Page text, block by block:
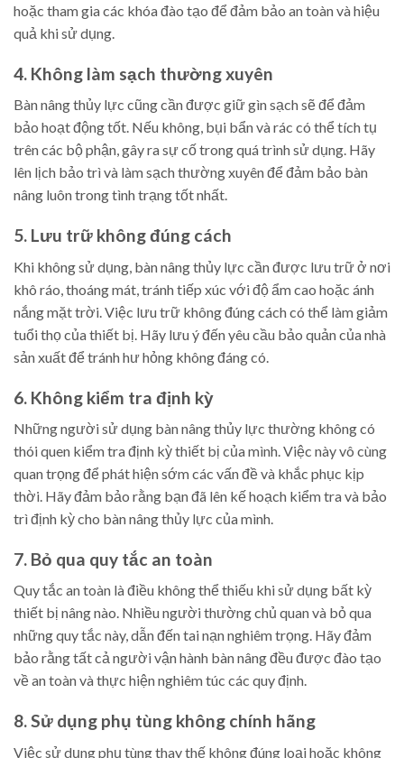
hoặc tham gia các khóa đào tạo để đảm bảo an toàn và hiệu
quả khi sử dụng.
4. Không làm sạch thường xuyên
Bàn nâng thủy lực cũng cần được giữ gìn sạch sẽ để đảm
bảo hoạt động tốt. Nếu không, bụi bẩn và rác có thể tích tụ
trên các bộ phận, gây ra sự cố trong quá trình sử dụng. Hãy
lên lịch bảo trì và làm sạch thường xuyên để đảm bảo bàn
nâng luôn trong tình trạng tốt nhất.
5. Lưu trữ không đúng cách
Khi không sử dụng, bàn nâng thủy lực cần được lưu trữ ở nơi
khô ráo, thoáng mát, tránh tiếp xúc với độ ẩm cao hoặc ánh
nắng mặt trời. Việc lưu trữ không đúng cách có thể làm giảm
tuổi thọ của thiết bị. Hãy lưu ý đến yêu cầu bảo quản của nhà
sản xuất để tránh hư hỏng không đáng có.
6. Không kiểm tra định kỳ
Những người sử dụng bàn nâng thủy lực thường không có
thói quen kiểm tra định kỳ thiết bị của mình. Việc này vô cùng
quan trọng để phát hiện sớm các vấn đề và khắc phục kịp
thời. Hãy đảm bảo rằng bạn đã lên kế hoạch kiểm tra và bảo
trì định kỳ cho bàn nâng thủy lực của mình.
7. Bỏ qua quy tắc an toàn
Quy tắc an toàn là điều không thể thiếu khi sử dụng bất kỳ
thiết bị nâng nào. Nhiều người thường chủ quan và bỏ qua
những quy tắc này, dẫn đến tai nạn nghiêm trọng. Hãy đảm
bảo rằng tất cả người vận hành bàn nâng đều được đào tạo
về an toàn và thực hiện nghiêm túc các quy định.
8. Sử dụng phụ tùng không chính hãng
Việc sử dụng phụ tùng thay thế không đúng loại hoặc không